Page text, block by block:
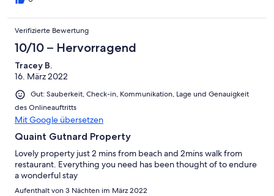
Verifizierte Bewertung
10/10 – Hervorragend
Tracey B.
16. März 2022
Gut: Sauberkeit, Check-in, Kommunikation, Lage und Genauigkeit
des Onlineauftritts
Mit Google übersetzen
Quaint Gutnard Property
Lovely property just 2 mins from beach and 2mins walk from
restaurant. Everything you need has been thought of to endure
a wonderful stay
Aufenthalt von 3 Nächten im März 2022